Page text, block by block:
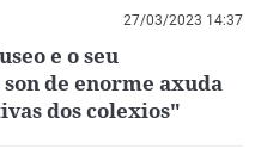
27/03/2023 14:37
e o seu
de enorme axuda
dos colexios"